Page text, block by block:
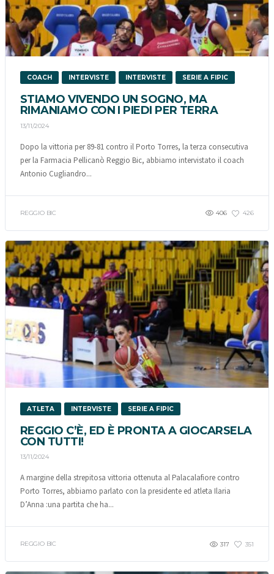
COACH INTERVISTE INTERVISTE SERIE A FIPIC
STIAMO VIVENDO UN SOGNO, MA
RIMANIAMO CON I PIEDI PER TERRA
13/11/2024
Dopo la vittoria per 89-81 contro il Porto Torres, la terza consecutiva
per la Farmacia Pellicanò Reggio Bic, abbiamo intervistato il coach
Antonio Cugliandro...
REGGIO BIC 406 426
ATLETA INTERVISTE SERIE A FIPIC
REGGIO C’È, ED È PRONTA A GIOCARSELA
CON TUTTI!
13/11/2024
A margine della strepitosa vittoria ottenuta al Palacalafiore contro
Porto Torres, abbiamo parlato con la presidente ed atleta Ilaria
D’Anna :una partita che ha...
REGGIO BIC 317 351